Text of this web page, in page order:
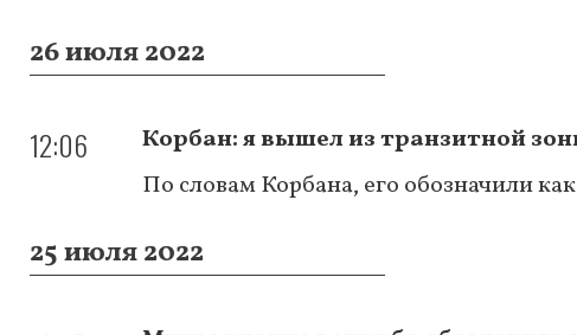
26 июля 2022
12:06
Корбан: я вышел из транзитной
По словам Корбана, его обозначили
25 июля 2022